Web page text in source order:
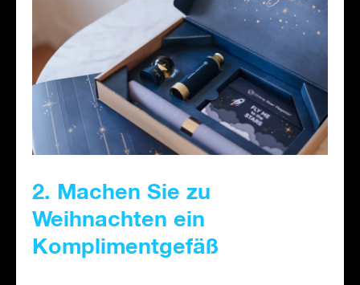
2. Machen Sie zu
Weihnachten ein
Komplimentgefäß